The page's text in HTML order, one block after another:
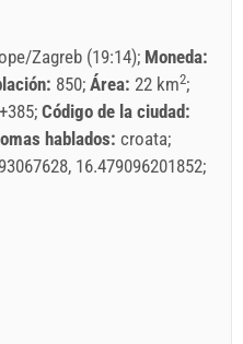
Zagreb (19:14) Moneda:
850 Área: 22 km2
+385 Código de la ciudad:
hablados: croata
16.479096201852